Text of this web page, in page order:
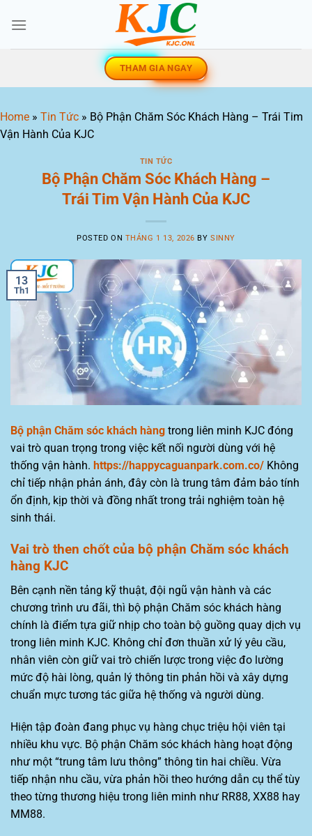
THAM GIA NGAY
Home » Tin Tức » Bộ Phận Chăm Sóc Khách Hàng – Trái Tim
Vận Hành Của KJC
TIN TỨC
Bộ Phận Chăm Sóc Khách Hàng –
Trái Tim Vận Hành Của KJC
POSTED ON THÁNG 1 13, 2026 BY SINNY
13
Th1
Bộ phận Chăm sóc khách hàng trong liên minh KJC đóng
vai trò quan trọng trong việc kết nối người dùng với hệ
thống vận hành. https://happycaguanpark.com.co/ Không
chỉ tiếp nhận phản ánh, đây còn là trung tâm đảm bảo tính
ổn định, kịp thời và đồng nhất trong trải nghiệm toàn hệ
sinh thái.
Vai trò then chốt của bộ phận Chăm sóc khách
hàng KJC
Bên cạnh nền tảng kỹ thuật, đội ngũ vận hành và các
chương trình ưu đãi, thì bộ phận Chăm sóc khách hàng
chính là điểm tựa giữ nhịp cho toàn bộ guồng quay dịch vụ
trong liên minh KJC. Không chỉ đơn thuần xử lý yêu cầu,
nhân viên còn giữ vai trò chiến lược trong việc đo lường
mức độ hài lòng, quản lý thông tin phản hồi và xây dựng
chuẩn mực tương tác giữa hệ thống và người dùng.
Hiện tập đoàn đang phục vụ hàng chục triệu hội viên tại
nhiều khu vực. Bộ phận Chăm sóc khách hàng hoạt động
như một “trung tâm lưu thông” thông tin hai chiều. Vừa
tiếp nhận nhu cầu, vừa phản hồi theo hướng dẫn cụ thể tùy
theo từng thương hiệu trong liên minh như RR88, XX88 hay
MM88.